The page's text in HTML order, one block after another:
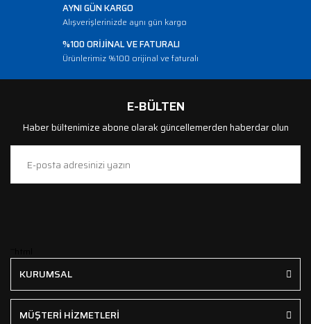
AYNI GÜN KARGO
Alışverişlerinizde aynı gün kargo
%100 ORİJİNAL VE FATURALI
Ürünlerimiz %100 orijinal ve faturalı
E-BÜLTEN
Haber bültenimize abone olarak güncellemerden haberdar olun
KURUMSAL
MÜŞTERİ HİZMETLERİ